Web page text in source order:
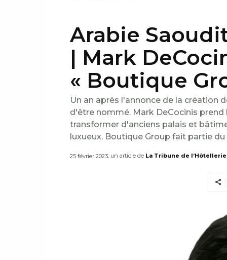
Arabie
| Mark
« Boutique
Un an après l'annonce de la création
d'être nommé. Mark DeCocinis
transformer d'anciens palais et
luxueux. Boutique Group fait partie
25 février 2023, un article de La Tribune de l’Hôtellerie